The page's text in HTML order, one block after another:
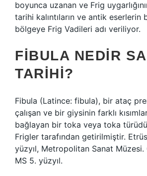
boyunca uzanan ve Frig
tarihi kalıntıların ve antik eserlerin
bölgeye Frig Vadileri adı veriliyor.
FIBULA NEDIR
TARIHI?
Fibula (Latince: fibula), bir ataç
çalışan ve bir giysinin farklı
bağlayan bir toka veya toka
Frigler tarafından getirilmiştir.
yüzyıl, Metropolitan Sanat Müzesi.
MS 5. yüzyıl.